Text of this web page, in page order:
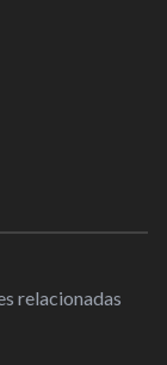
relacionadas